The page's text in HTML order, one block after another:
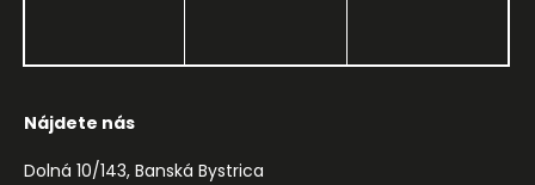
Nájdete nás
Dolná 10/143, Banská Bystrica